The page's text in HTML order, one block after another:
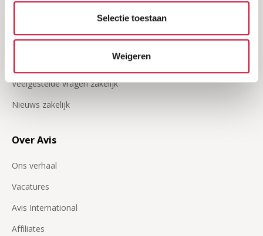
Selectie toestaan
Weigeren
Klant worden
Veelgestelde vragen zakelijk
Nieuws zakelijk
Over Avis
Ons verhaal
Vacatures
Avis International
Affiliates